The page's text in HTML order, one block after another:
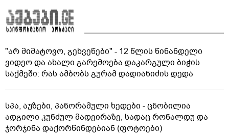
"არ მიმატოვო, გეხვეწები" - 12 წლის წინანდელი
ვიდეო და ახალი გარემოება დაკარგული ბიჭის
საქმეში: რას ამბობს გურამ დადიანიძის დედა
სპა, აუზები, პანორამული ხედები - ცნობილია
ადგილი კუნძულ მადეირაზე, სადაც რონალდუ და
ჯორჯინა დაქორწინდებიან (ფოტოები)